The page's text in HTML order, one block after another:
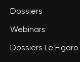
Dossiers
Webinars
Dossiers Le Figaro